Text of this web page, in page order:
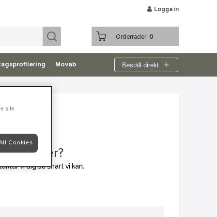
Logga in
Orderrader: 0
Movab Beställ direkt
veta mer?
vi dig så snart vi kan.
site
Cookies